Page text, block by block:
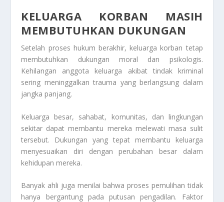
KELUARGA KORBAN MASIH
MEMBUTUHKAN DUKUNGAN
Setelah proses hukum berakhir, keluarga korban tetap
membutuhkan dukungan moral dan psikologis.
Kehilangan anggota keluarga akibat tindak kriminal
sering meninggalkan trauma yang berlangsung dalam
jangka panjang.
Keluarga besar, sahabat, komunitas, dan lingkungan
sekitar dapat membantu mereka melewati masa sulit
tersebut. Dukungan yang tepat membantu keluarga
menyesuaikan diri dengan perubahan besar dalam
kehidupan mereka.
Banyak ahli juga menilai bahwa proses pemulihan tidak
hanya bergantung pada putusan pengadilan. Faktor